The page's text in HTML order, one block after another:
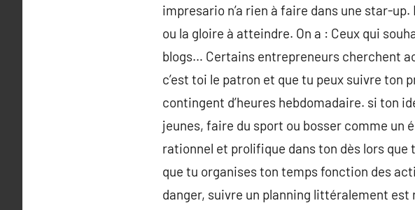
impresario n’a rien à faire dans une star-
ou la gloire à atteindre. On a : Ceux qui
blogs… Certains entrepreneurs cherchent
c’est toi le patron et que tu peux suivre
contingent d’heures hebdomadaire. si ton
jeunes, faire du sport ou bosser comme un
rationnel et prolifique dans ton dès lors
que tu organises ton temps fonction des
danger, suivre un planning littéralement est